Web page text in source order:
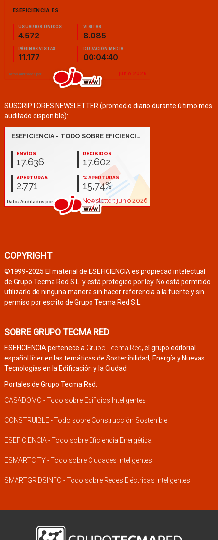
SUSCRIPTORES NEWSLETTER (promedio diario durante último mes
auditado disponible):
COPYRIGHT
©1999-2025 El material de ESEFICIENCIA es propiedad intelectual
de Grupo Tecma Red S.L. y está protegido por ley. No está permitido
utilizarlo de ninguna manera sin hacer referencia a la fuente y sin
permiso por escrito de Grupo Tecma Red S.L.
SOBRE GRUPO TECMA RED
ESEFICIENCIA pertenece a Grupo Tecma Red, el grupo editorial
español líder en las temáticas de Sostenibilidad, Energía y Nuevas
Tecnologías en la Edificación y la Ciudad.
Portales de Grupo Tecma Red:
CASADOMO - Todo sobre Edificios Inteligentes
CONSTRUIBLE - Todo sobre Construcción Sostenible
ESEFICIENCIA - Todo sobre Eficiencia Energética
ESMARTCITY - Todo sobre Ciudades Inteligentes
SMARTGRIDSINFO - Todo sobre Redes Eléctricas Inteligentes